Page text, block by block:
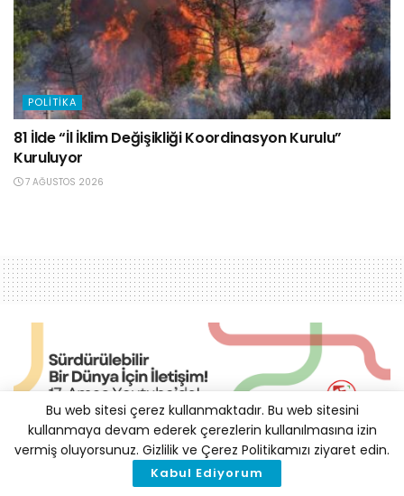
POLITIKA
81 İlde “İl İklim Değişikliği Koordinasyon Kurulu”
Kuruluyor
7 AĞUSTOS 2026
AB’de Seragazı Emisyonları
Bu web sitesi çerez kullanmaktadır. Bu web sitesini
kullanmaya devam ederek çerezlerin kullanılmasına izin
vermiş oluyorsunuz. Gizlilik ve Çerez Politikamızı ziyaret edin.
Kabul Ediyorum